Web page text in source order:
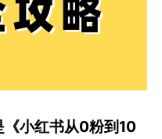
《小红书从0粉到10